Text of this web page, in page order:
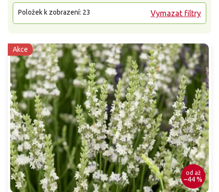
Vymazat filtry
Položek k zobrazení: 23
Akce
od až
–44 %